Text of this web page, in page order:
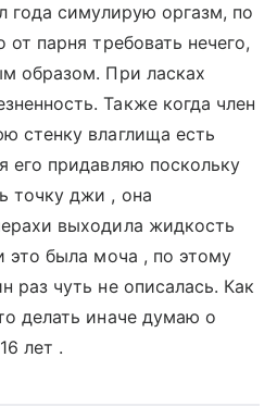
года симулирую оргазм, по
парня требовать нечего,
образом. При ласках
Также когда член
стенку влаглища есть
его придавляю поскольку
точку джи , она
выходила жидкость
это была моча , по этому
раз чуть не описалась. Как
делать иначе думаю о
лет .